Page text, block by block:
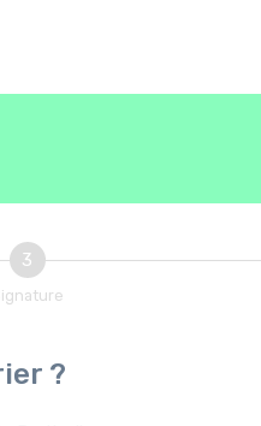
3
?